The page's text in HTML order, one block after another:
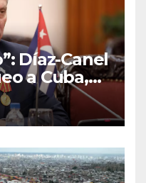
Díaz-Canel
a Cuba,
reclamó